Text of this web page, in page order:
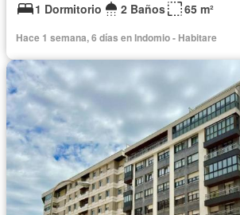
1 Dormitorio
2 Baños 65 m²
Hace 1 semana, 6 días en Indomio - Habitare